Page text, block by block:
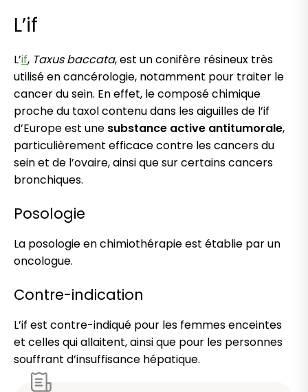
L’if
L’if, Taxus baccata, est un conifère résineux très
utilisé en cancérologie, notamment pour traiter le
cancer du sein. En effet, le composé chimique
proche du taxol contenu dans les aiguilles de l’if
d’Europe est une substance active antitumorale,
particulièrement efficace contre les cancers du
sein et de l’ovaire, ainsi que sur certains cancers
bronchiques.
Posologie
La posologie en chimiothérapie est établie par un
oncologue.
Contre-indication
L’if est contre-indiqué pour les femmes enceintes
et celles qui allaitent, ainsi que pour les personnes
souffrant d’insuffisance hépatique.